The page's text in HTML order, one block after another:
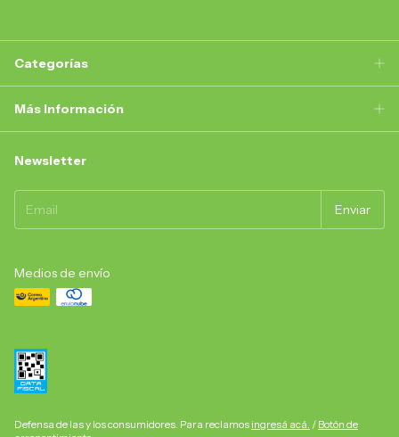
Categorías
Más Información
Newsletter
Medios de envío
Defensa de las y los consumidores. Para reclamos ingresá acá. / Botón de